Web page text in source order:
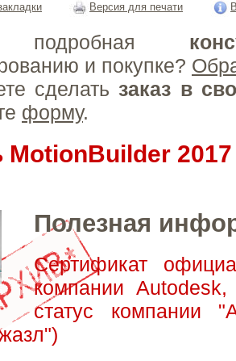
Версия для печати
подробная
и покупке?
сделать заказ в
форму.
MotionBuilder 2017
Полезная
Сертификат
компании
статус компании